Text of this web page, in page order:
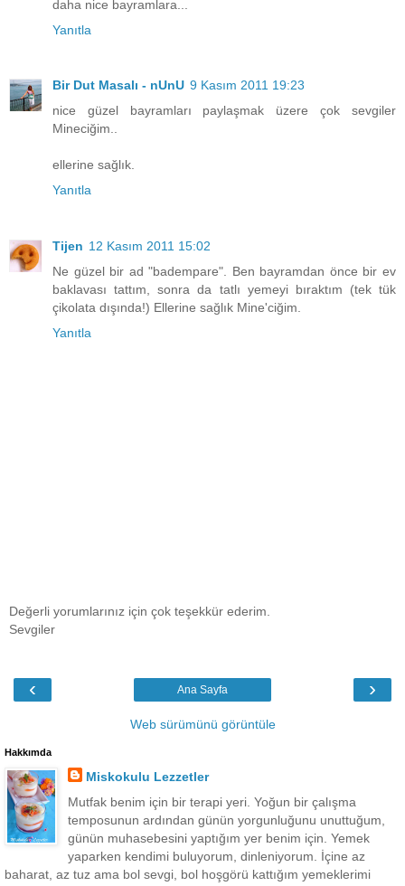
daha nice bayramlara...
Yanıtla
Bir Dut Masalı - nUnU 9 Kasım 2011 19:23
nice güzel bayramları paylaşmak üzere çok sevgiler
Mineciğim..
ellerine sağlık.
Yanıtla
Tijen 12 Kasım 2011 15:02
Ne güzel bir ad "badempare". Ben bayramdan önce bir ev
baklavası tattım, sonra da tatlı yemeyi bıraktım (tek tük
çikolata dışında!) Ellerine sağlık Mine'ciğim.
Yanıtla
Değerli yorumlarınız için çok teşekkür ederim.
Sevgiler
‹ ›
Ana Sayfa
Web sürümünü görüntüle
Hakkımda
Miskokulu Lezzetler
Mutfak benim için bir terapi yeri. Yoğun bir çalışma
temposunun ardından günün yorgunluğunu unuttuğum,
günün muhasebesini yaptığım yer benim için. Yemek
yaparken kendimi buluyorum, dinleniyorum. İçine az
baharat, az tuz ama bol sevgi, bol hoşgörü kattığım yemeklerimi